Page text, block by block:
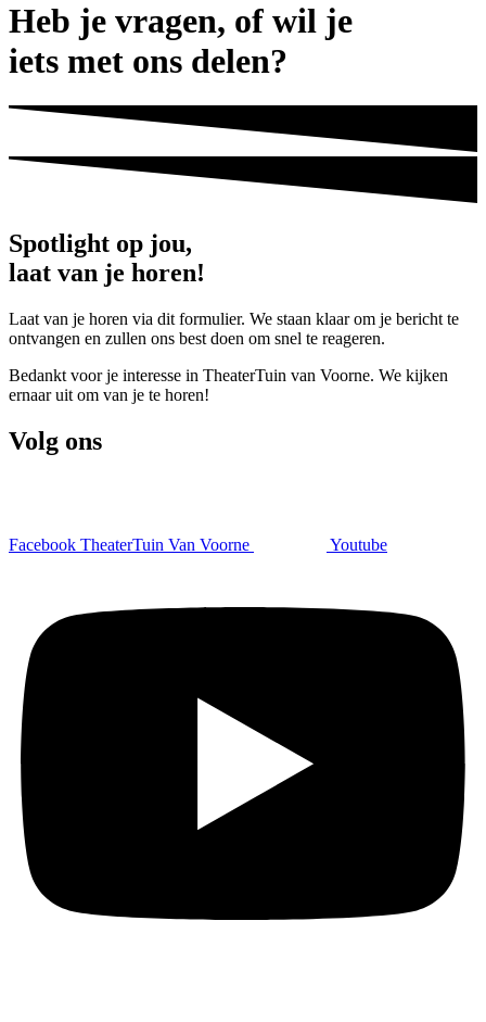
Heb je vragen, of wil je
iets met ons delen?
Spotlight op jou,
laat van je horen!
Laat van je horen via dit formulier. We staan klaar om je bericht te
ontvangen en zullen ons best doen om snel te reageren.
Bedankt voor je interesse in TheaterTuin van Voorne. We kijken
ernaar uit om van je te horen!
Volg ons
Facebook TheaterTuin Van Voorne Youtube